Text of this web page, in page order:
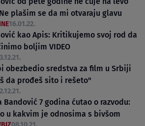
plašim se da mi otvaraju glavu
16.01.22.
kao Apis: Kritikujemo svoj rod da
boljim VIDEO
obezbedio sredstva za film u Srbiji
da prođeš sito i rešeto"
Bandović 7 godina ćutao o razvodu:
u kakvim je odnosima s bivšom